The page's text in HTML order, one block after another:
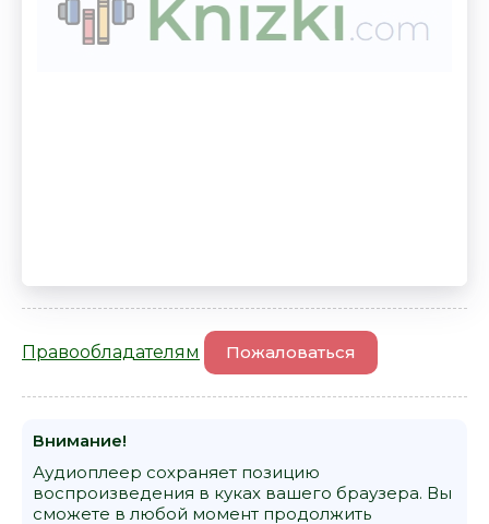
Правообладателям Пожаловаться
Внимание!
Аудиоплеер сохраняет позицию
воспроизведения в куках вашего браузера. Вы
сможете в любой момент продолжить